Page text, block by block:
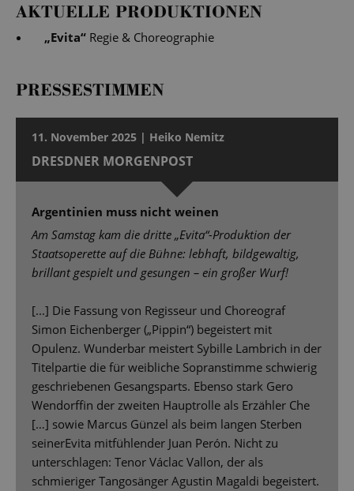
AKTUELLE PRODUKTIONEN
„Evita“ Regie & Choreographie
PRESSESTIMMEN
11. November 2025 | Heiko Nemitz
DRESDNER MORGENPOST
Argentinien muss nicht weinen
Am Samstag kam die dritte „Evita“-Produktion der
Staatsoperette auf die Bühne: lebhaft, bildgewaltig,
brillant gespielt und gesungen – ein großer Wurf!
[...] Die Fassung von Regisseur und Choreograf
Simon Eichenberger („Pippin“) begeistert mit
Opulenz. Wunderbar meistert Sybille Lambrich in der
Titelpartie die für weibliche Sopranstimme schwierig
geschriebenen Gesangsparts. Ebenso stark Gero
Wendorffin der zweiten Hauptrolle als Erzähler Che
[…] sowie Marcus Günzel als beim langen Sterben
seinerEvita mitfühlender Juan Perón. Nicht zu
unterschlagen: Tenor Václac Vallon, der als
schmieriger Tangosänger Agustin Magaldi begeistert.